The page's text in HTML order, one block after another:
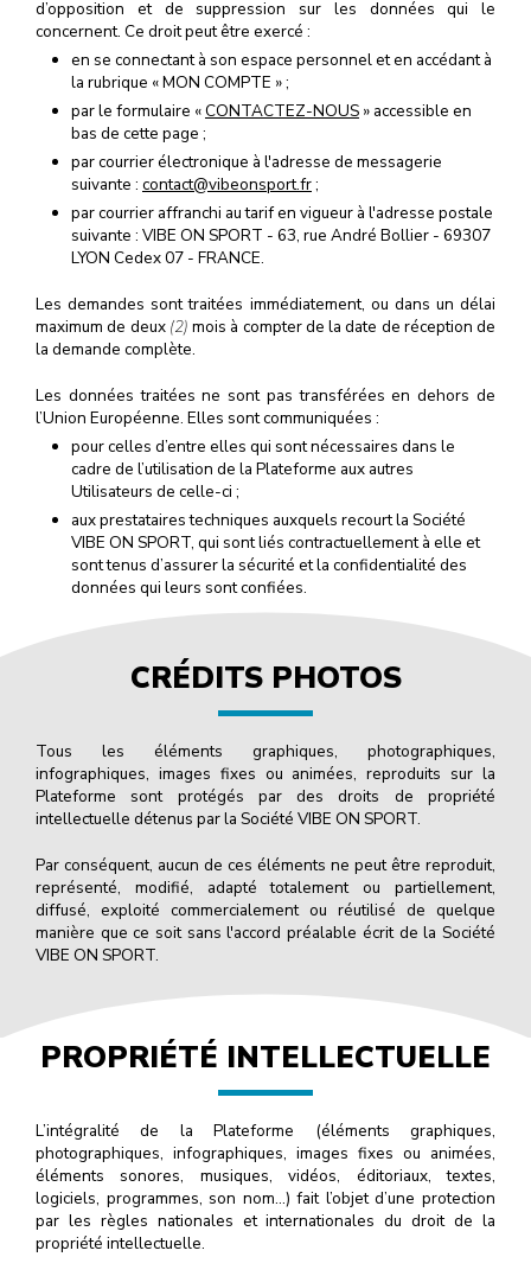
d’opposition et de suppression sur les données qui le
concernent. Ce droit peut être exercé :
en se connectant à son espace personnel et en accédant à
la rubrique « MON COMPTE » ;
par le formulaire «CONTACTEZ-NOUS » accessible en
bas de cette page ;
par courrier électronique à l'adresse de messagerie
suivante : contact@vibeonsport.fr;
par courrier affranchi au tarif en vigueur à l'adresse postale
suivante : VIBE ON SPORT - 63, rue André Bollier - 69307
LYON Cedex 07 - FRANCE.
Les demandes sont traitées immédiatement, ou dans un délai
maximum de deux (2) mois à compter de la date de réception de
la demande complète.
Les données traitées ne sont pas transférées en dehors de
l’Union Européenne. Elles sont communiquées :
pour celles d’entre elles qui sont nécessaires dans le
cadre de l’utilisation de la Plateforme aux autres
Utilisateurs de celle-ci ;
aux prestataires techniques auxquels recourt la Société
VIBE ON SPORT, qui sont liés contractuellement à elle et
sont tenus d’assurer la sécurité et la confidentialité des
données qui leurs sont confiées.
CRÉDITS PHOTOS
Tous les éléments graphiques, photographiques,
infographiques, images fixes ou animées, reproduits sur la
Plateforme sont protégés par des droits de propriété
intellectuelle détenus par la Société VIBE ON SPORT.
Par conséquent, aucun de ces éléments ne peut être reproduit,
représenté, modifié, adapté totalement ou partiellement,
diffusé, exploité commercialement ou réutilisé de quelque
manière que ce soit sans l'accord préalable écrit de la Société
VIBE ON SPORT.
PROPRIÉTÉ INTELLECTUELLE
L’intégralité de la Plateforme (éléments graphiques,
photographiques, infographiques, images fixes ou animées,
éléments sonores, musiques, vidéos, éditoriaux, textes,
logiciels, programmes, son nom…) fait l’objet d’une protection
par les règles nationales et internationales du droit de la
propriété intellectuelle.